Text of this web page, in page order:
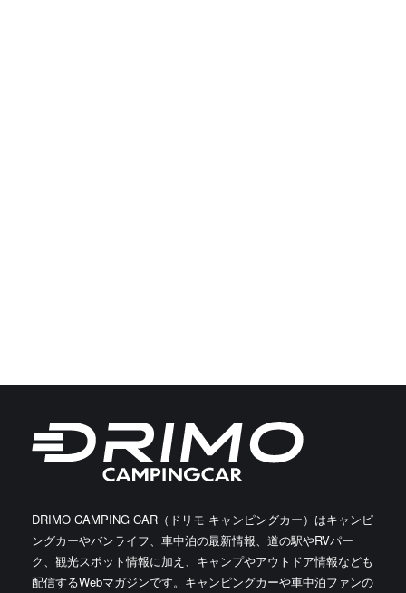
DRIMO CAMPING CAR（ドリモ キャンピングカー）はキャンピ
ングカーやバンライフ、車中泊の最新情報、道の駅やRVパー
ク、観光スポット情報に加え、キャンプやアウトドア情報なども
配信するWebマガジンです。キャンピングカーや車中泊ファンの